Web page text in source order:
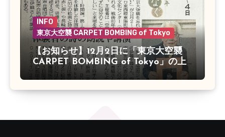
INFO
東京大空襲 CARPET BOMBING of Tokyo
【お知らせ】12月2日に「東京大空襲
CARPET BOMBING of Tokyo」の上
映会があります